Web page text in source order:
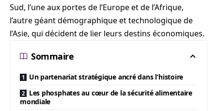
Sud, l’une aux portes de l’Europe et de l’Afrique,
l’autre géant démographique et technologique de
l’Asie, qui décident de lier leurs destins économiques.
Sommaire
Un partenariat stratégique ancré dans l’histoire
Les phosphates au cœur de la sécurité alimentaire
mondiale